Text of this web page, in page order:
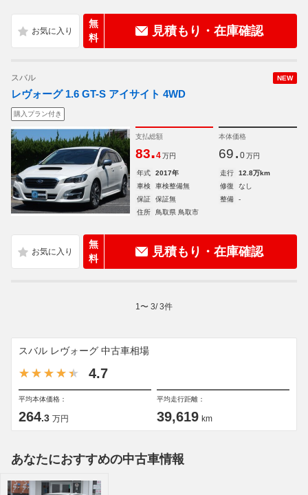
無
料
見積もり・在庫確認
NEW
スバル
レヴォーグ 1.6 GT-S アイサイト 4WD
購入プラン付き
支払総額
83.4 万円
本体価格
69. 0 万円
年式 2017年 走行
12.8万km
車検
車検整備無 修復
なし
保証
保証無 整備
-
住所
鳥取県 鳥取市
無
料
見積もり・在庫確認
1 〜 3/3件
スバル レヴォーグ 中古車相場
4.7
平均本体価格：
264.3 万円
平均走行距離：
39,619 km
あなたにおすすめの中古車情報